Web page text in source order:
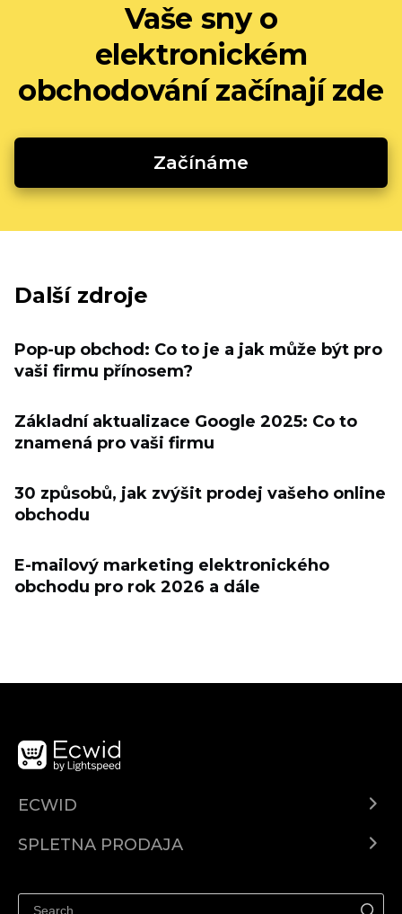
Vaše sny o
elektronickém
obchodování začínají zde
Začínáme
Další zdroje
Pop-up obchod: Co to je a jak může být pro
vaši firmu přínosem?
Základní aktualizace Google 2025: Co to
znamená pro vaši firmu
30 způsobů, jak zvýšit prodej vašeho online
obchodu
E-mailový marketing elektronického
obchodu pro rok 2026 a dále
ECWID
SPLETNA PRODAJA
Prodaja na Instagramu